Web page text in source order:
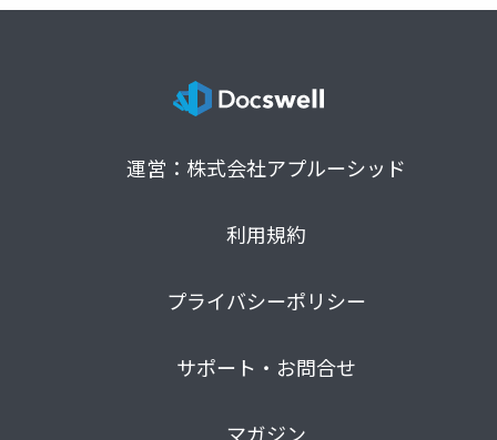
運営：株式会社アプルーシッド
利用規約
プライバシーポリシー
サポート・お問合せ
マガジン